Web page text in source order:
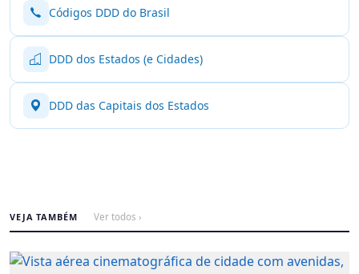
Códigos DDD do Brasil
DDD dos Estados (e Cidades)
DDD das Capitais dos Estados
VEJA TAMBÉM Ver todos ›